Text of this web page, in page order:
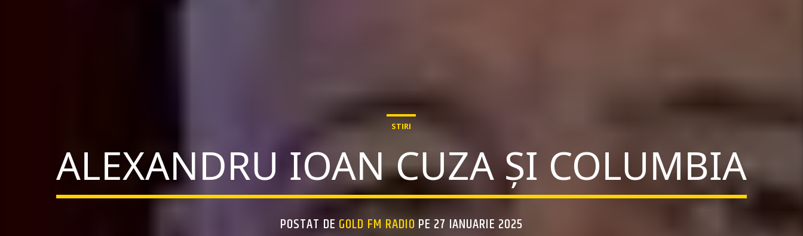
STIRI
ALEXANDRU IOAN CUZA ȘI COLUMBIA
POSTAT DE GOLD FM RADIO PE 27 IANUARIE 2025